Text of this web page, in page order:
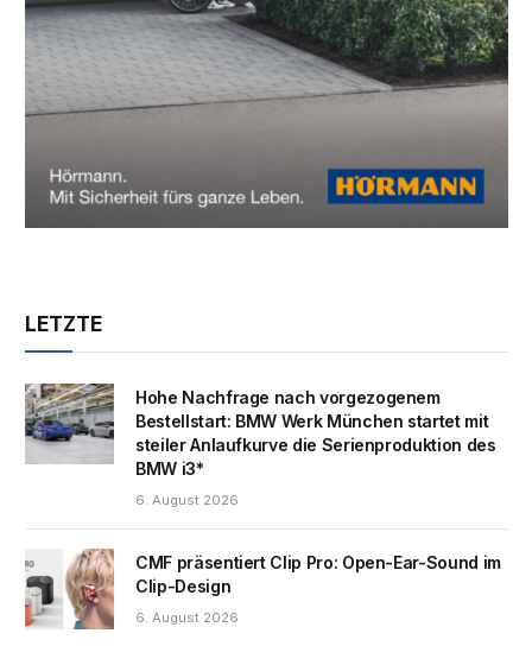
LETZTE
Hohe Nachfrage nach vorgezogenem
Bestellstart: BMW Werk München startet mit
steiler Anlaufkurve die Serienproduktion des
BMW i3*
6. August 2026
CMF präsentiert Clip Pro: Open-Ear-Sound im
Clip-Design
6. August 2026